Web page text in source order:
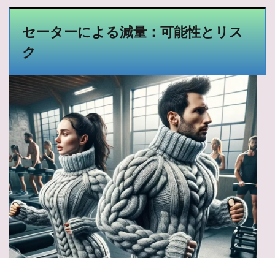
セーターによる減量：可能性とリス
ク